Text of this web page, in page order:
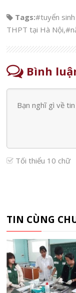
Tags:#tuyển
THPT tại Hà Nội,
Bình
Tối thiểu 10 chữ
TIN CÙNG